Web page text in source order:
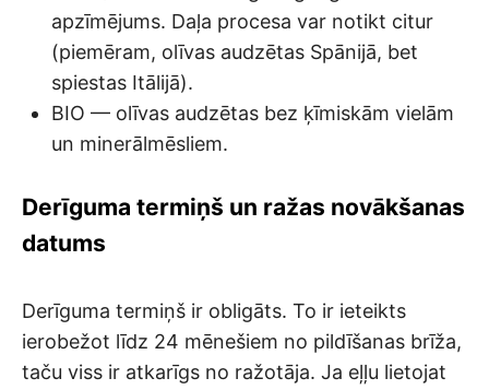
apzīmējums. Daļa procesa var notikt citur
(piemēram, olīvas audzētas Spānijā, bet
spiestas Itālijā).
BIO — olīvas audzētas bez ķīmiskām vielām
un minerālmēsliem.
Derīguma termiņš un ražas novākšanas
datums
Derīguma termiņš ir obligāts. To ir ieteikts
ierobežot līdz 24 mēnešiem no pildīšanas brīža,
taču viss ir atkarīgs no ražotāja. Ja eļļu lietojat